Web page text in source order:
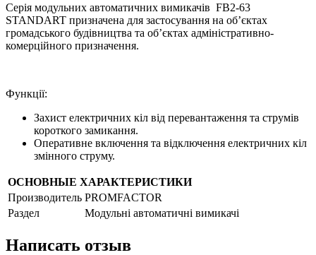
Серія модульних автоматичних вимикачів FB2-63
STANDART призначена для застосування на об’єктах
громадського будівництва та об’єктах адміністративно-
комерційного призначення.
Функції:
Захист електричних кіл від перевантаження та струмів
короткого замикання.
Оперативне включення та відключення електричних кіл
змінного струму.
ОСНОВНЫЕ ХАРАКТЕРИСТИКИ
Производитель PROMFACTOR
Раздел
Модульні автоматичні вимикачі
Написать отзыв